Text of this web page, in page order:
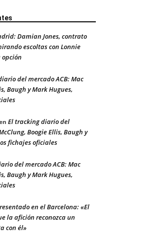
Damian Jones, contrato
escoltas con Lonnie
opción
del mercado ACB: Mac
Baugh y Mark Hugues,
El tracking diario del
Boogie Ellis, Baugh y
fichajes oficiales
del mercado ACB: Mac
Baugh y Mark Hugues,
en el Barcelona: «El
la afición reconozca un
con él»